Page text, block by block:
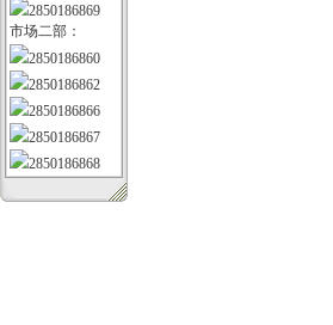
2850186869
市场二部：
2850186860
2850186862
2850186866
2850186867
2850186868